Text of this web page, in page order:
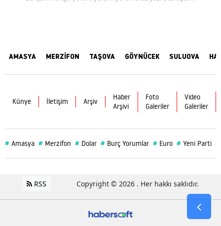
AMASYA MERZİFON TAŞOVA GÖYNÜCEK SULUOVA
Künye İletişim Arşiv
Haber
Arşivi
Foto
Galeriler
Video
Galeriler
# Amasya # Merzifon # Dolar # Burç Yorumlar # Euro # Yeni Parti #
RSS Copyright © 2026 . Her hakkı saklıdır.